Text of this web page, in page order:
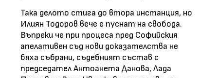
Така делото стига до втора инстанция, но
Илиян Тодоров вече е пуснат на свобода.
Въпреки че при процеса пред Софийския
апелативен съд нови доказателства не
бяха събрани, съдебният състав с
председател Антоанета Данова, Лада